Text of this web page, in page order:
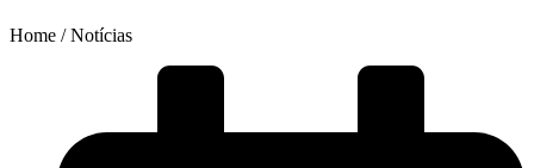
Home / Notícias